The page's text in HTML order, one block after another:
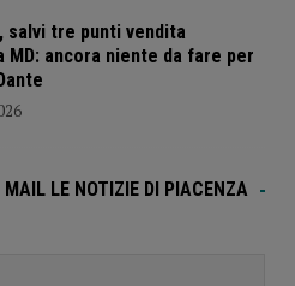
salvi tre punti vendita
MD: ancora niente da fare per
MAIL LE NOTIZIE DI PIACENZA